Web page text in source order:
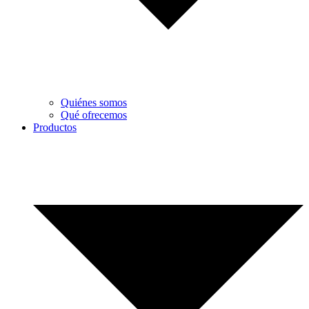
Quiénes somos
Qué ofrecemos
Productos